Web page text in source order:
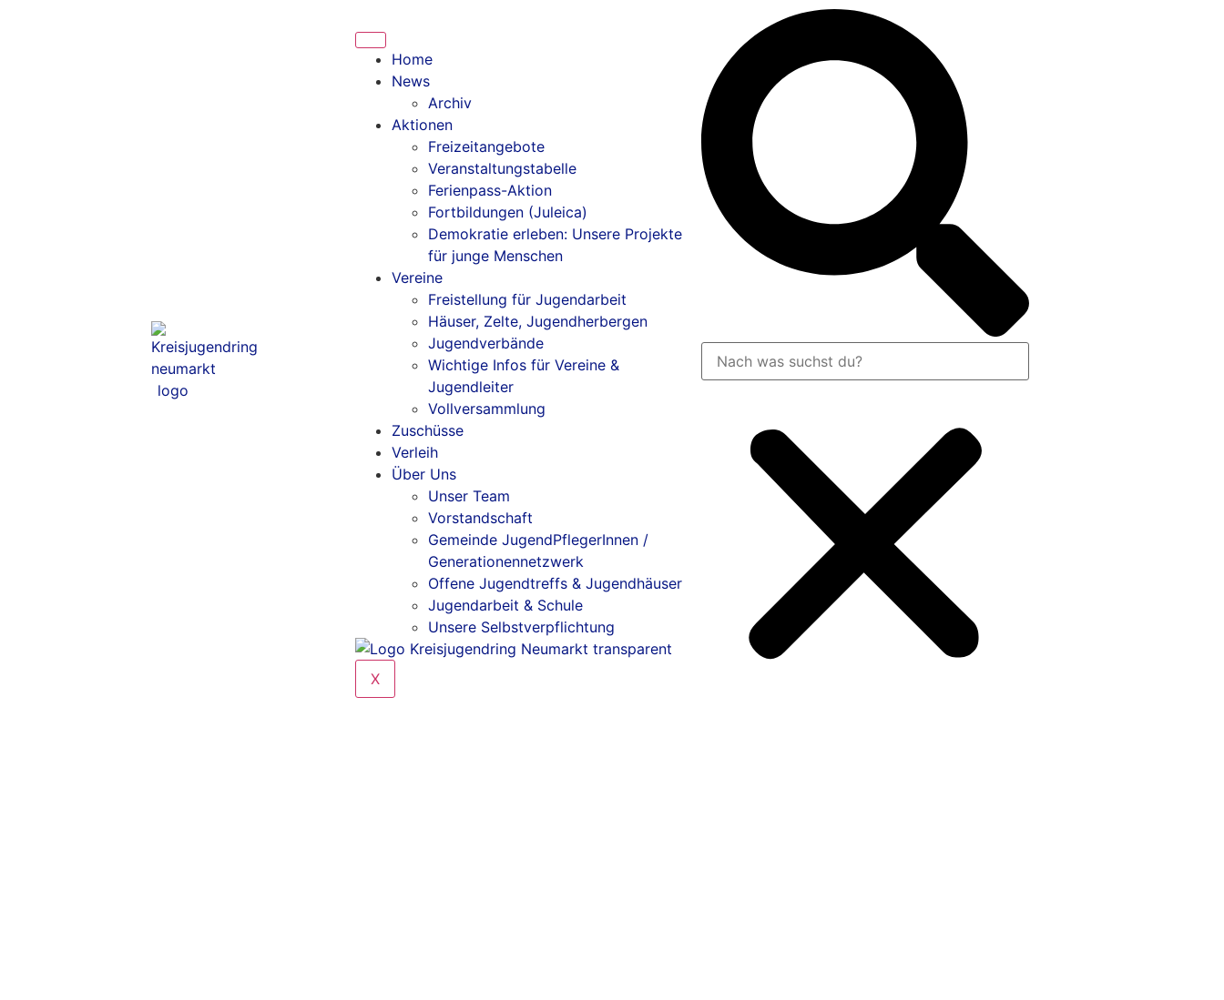
Home
News
Archiv
Aktionen
Freizeitangebote
Veranstaltungstabelle
Ferienpass-Aktion
Fortbildungen (Juleica)
Demokratie erleben: Unsere Projekte
für junge Menschen
Vereine
Freistellung für Jugendarbeit
Häuser, Zelte, Jugendherbergen
Jugendverbände
Wichtige Infos für Vereine &
Jugendleiter
Vollversammlung
Zuschüsse
Verleih
Über Uns
Unser Team
Vorstandschaft
Gemeinde JugendPflegerInnen /
Generationennetzwerk
Offene Jugendtreffs & Jugendhäuser
Jugendarbeit & Schule
Unsere Selbstverpflichtung
X